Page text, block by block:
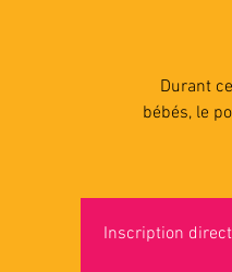
Durant
bébés, le
Inscription